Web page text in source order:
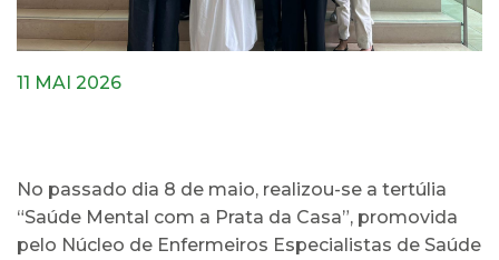
11 MAI 2026
No passado dia 8 de maio, realizou-se a tertúlia
“Saúde Mental com a Prata da Casa”, promovida
pelo Núcleo de Enfermeiros Especialistas de Saúde